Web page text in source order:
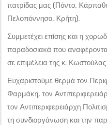
πατρίδας μας (Πόντο,
Πελοπόννησο, Κρήτη).
Συμμετέχει επίσης και η
παραδοσιακά που αναφέρονται
σε επιμέλεια της κ.
Ευχαριστούμε θερμά τον
Φαρμάκη, τον
τον Αντιπεριφερειάρχη
τη συνδιοργάνωση και την